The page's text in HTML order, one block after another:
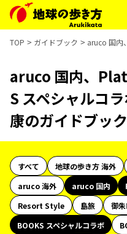
TOP ガイドブック aruco 国内
aruco 国内、
S スペシャルコ
康のガイドブッ
すべて 地球の歩き方 海外
aruco 海外
aruco 国内
Resort Style
島旅 御
BOOKS スペシャルコラボ